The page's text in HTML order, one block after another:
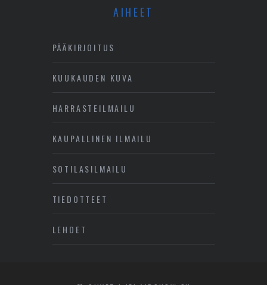
AIHEET
PÄÄKIRJOITUS
KUUKAUDEN KUVA
HARRASTEILMAILU
KAUPALLINEN ILMAILU
SOTILASILMAILU
TIEDOTTEET
LEHDET